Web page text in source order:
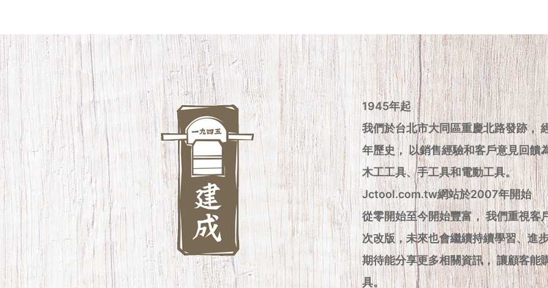
1945年起
我們於台北市大同區重慶北路發跡，
年歷史， 以銷售經驗和客戶意見回饋
木工工具、手工具和電動工具。
Jctool.com.tw網站於2007年開始
從零開始至今開始豐富， 我們重視客
次改版，未來也會繼續持續學習、進
期待能分享更多相關資訊， 讓顧客能
具。